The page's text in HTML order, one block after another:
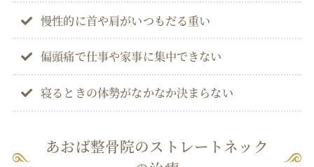
慢性的に首や肩がいつもだる重い
偏頭痛で仕事や家事に集中できない
寝るときの体勢がなかなか決まらない
あおば整骨院のストレートネック